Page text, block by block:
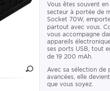
Vous êtes souvent
secteur à portée de
Socket 70W,
partout avec vous.
vous accompagne
appareils
ses ports USB, tout
de 19 200 mAh.
Avec sa sélection de
avancées, elle
que vous soyez.